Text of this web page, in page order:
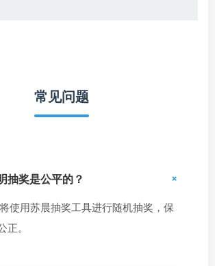
常见问题
抽奖是公平的？
使用苏晨抽奖工具进行随机抽奖，保
正。